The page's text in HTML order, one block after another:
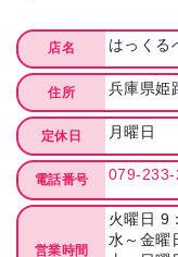
店名 はっくる
住所 兵庫県姫
定休日 月曜日
電話番号 079-
営業時間
火曜日 9
水～金曜